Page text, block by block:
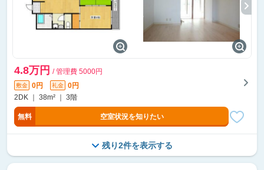
4.8万円 / 管理費 5000円
敷金 0円 礼金
0円
2DK ｜ 38m² ｜ 3階
無料 空室状況を知りたい
残り2件を表示する